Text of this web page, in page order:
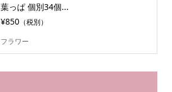
葉っぱ 個別34個...
¥850（税別）
フラワー